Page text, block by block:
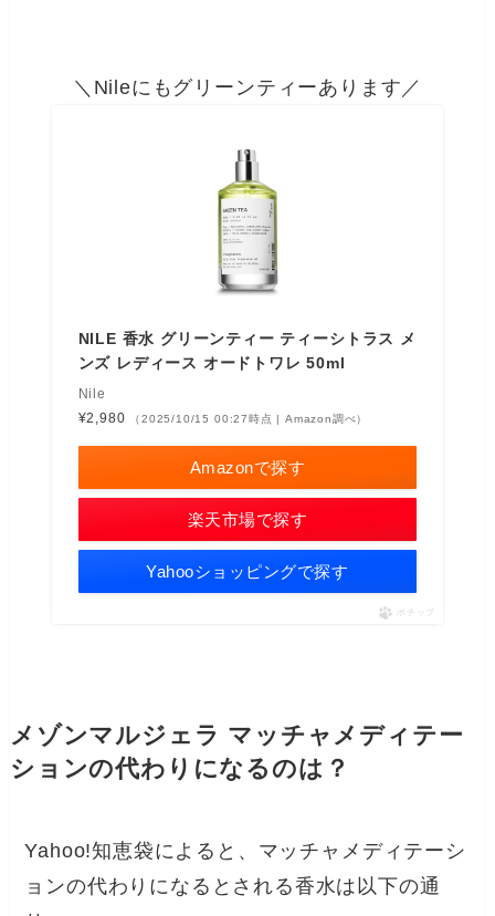
＼Nileにもグリーンティーあります／
NILE 香水 グリーンティー ティーシトラス メ
ンズ レディース オードトワレ 50ml
Nile
¥2,980
（2025/10/15 00:27時点 | Amazon調べ）
Amazonで探す
楽天市場で探す
Yahooショッピングで探す
ポチップ
メゾンマルジェラ マッチャメディテー
ションの代わりになるのは？
Yahoo!知恵袋によると、マッチャメディテーシ
ョンの代わりになるとされる香水は以下の通